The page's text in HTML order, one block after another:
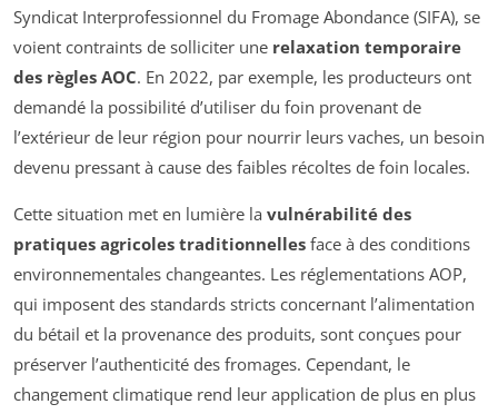
Syndicat Interprofessionnel du Fromage Abondance (SIFA), se
voient contraints de solliciter une relaxation temporaire
des règles AOC. En 2022, par exemple, les producteurs ont
demandé la possibilité d’utiliser du foin provenant de
l’extérieur de leur région pour nourrir leurs vaches, un besoin
devenu pressant à cause des faibles récoltes de foin locales.
Cette situation met en lumière la vulnérabilité des
pratiques agricoles traditionnelles face à des conditions
environnementales changeantes. Les réglementations AOP,
qui imposent des standards stricts concernant l’alimentation
du bétail et la provenance des produits, sont conçues pour
préserver l’authenticité des fromages. Cependant, le
changement climatique rend leur application de plus en plus